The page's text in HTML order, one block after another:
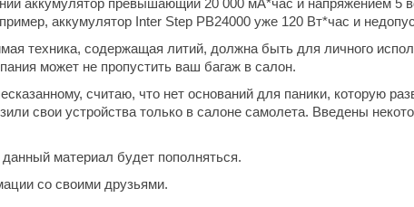
аккумулятор превышающий 20 000 мА*час и напряжением 5
аккумулятор Inter Step PB24000 уже 120 Вт*час и
техника, содержащая литий, должна быть для личного
может не пропустить ваш багаж в салон.
считаю, что нет оснований для паники, которую
свои устройства только в салоне самолета. Введены
материал будет пополняться.
со своими друзьями.